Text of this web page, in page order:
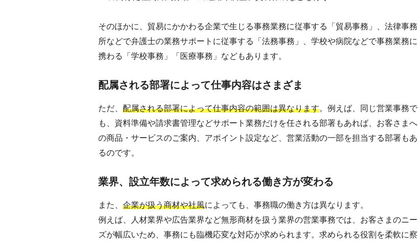
そのほかに、貿易にかかわる企業で生じる事務業務に従事する「貿易事務」、法律事務
所などで弁護士の業務サポートに従事する「法務事務」、学校や病院などで事務業務に
携わる「学校事務」「医療事務」などもあります。
配属される部署によって仕事内容はさまざま
ただ、 配属される部署によって仕事内容の範囲は異なります。例えば、同じ営業事務で
も、資料準備や請求書管理などサポート業務だけを任される部署もあれば、お客さまへ
の商品・サービスのご案内、アポイント設定など、営業活動の一部を担当する部署もあ
るのです。
業界、設立年数によって求められる働き方が変わる
また、 企業が扱う商材や社風によっても、事務職の働き方は異なります。
例えば、人材業界や広告業界など無形商材を扱う業界の営業事務では、お客さまのニー
ズが幅広いため、事務にも臨機応変な対応が求められます。求められる役割を柔軟に察